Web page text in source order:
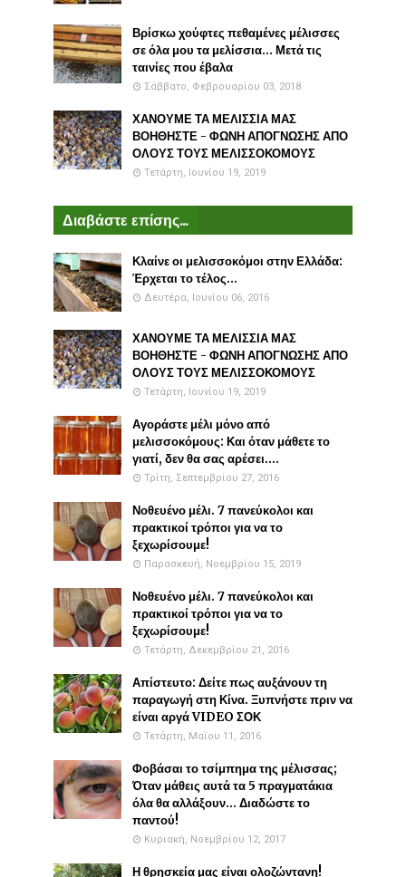
Βρίσκω χούφτες πεθαμένες μέλισσες
σε όλα μου τα μελίσσια... Μετά τις
ταινίες που έβαλα
Σάββατο, Φεβρουαρίου 03, 2018
ΧΑΝΟΥΜΕ ΤΑ ΜΕΛΙΣΣΙΑ ΜΑΣ
ΒΟΗΘΗΣΤΕ - ΦΩΝΗ ΑΠΟΓΝΩΣΗΣ ΑΠΟ
ΟΛΟΥΣ ΤΟΥΣ ΜΕΛΙΣΣΟΚΟΜΟΥΣ
Τετάρτη, Ιουνίου 19, 2019
Διαβάστε επίσης...
Κλαίνε οι μελισσοκόμοι στην Ελλάδα:
Έρχεται το τέλος...
Δευτέρα, Ιουνίου 06, 2016
ΧΑΝΟΥΜΕ ΤΑ ΜΕΛΙΣΣΙΑ ΜΑΣ
ΒΟΗΘΗΣΤΕ - ΦΩΝΗ ΑΠΟΓΝΩΣΗΣ ΑΠΟ
ΟΛΟΥΣ ΤΟΥΣ ΜΕΛΙΣΣΟΚΟΜΟΥΣ
Τετάρτη, Ιουνίου 19, 2019
Αγοράστε μέλι μόνο από
μελισσοκόμους: Και όταν μάθετε το
γιατί, δεν θα σας αρέσει....
Τρίτη, Σεπτεμβρίου 27, 2016
Νοθευένο μέλι. 7 πανεύκολοι και
πρακτικοί τρόποι για να το
ξεχωρίσουμε!
Παρασκευή, Νοεμβρίου 15, 2019
Νοθευένο μέλι. 7 πανεύκολοι και
πρακτικοί τρόποι για να το
ξεχωρίσουμε!
Τετάρτη, Δεκεμβρίου 21, 2016
Απίστευτο: Δείτε πως αυξάνουν τη
παραγωγή στη Κίνα. Ξυπνήστε πριν να
είναι αργά VIDEO ΣΟΚ
Τετάρτη, Μαΐου 11, 2016
Φοβάσαι το τσίμπημα της μέλισσας;
Όταν μάθεις αυτά τα 5 πραγματάκια
όλα θα αλλάξουν... Διαδώστε το
παντού!
Κυριακή, Νοεμβρίου 12, 2017
Η θρησκεία μας είναι ολοζώντανη!